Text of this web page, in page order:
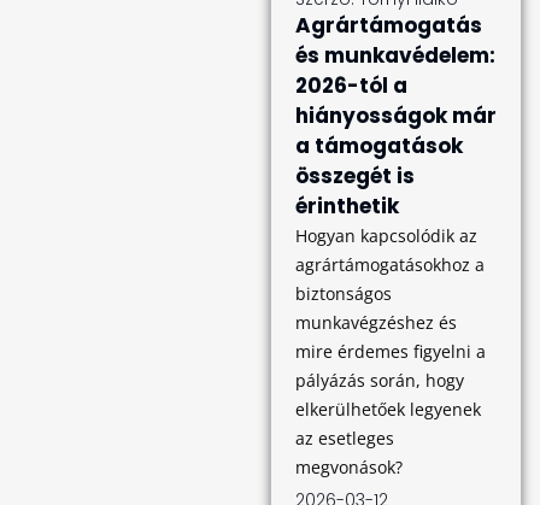
Agrártámogatás
és munkavédelem:
2026-tól a
hiányosságok már
a támogatások
összegét is
érinthetik
Hogyan kapcsolódik az
agrártámogatásokhoz a
biztonságos
munkavégzéshez és
mire érdemes figyelni a
pályázás során, hogy
elkerülhetőek legyenek
az esetleges
megvonások?
2026-03-12